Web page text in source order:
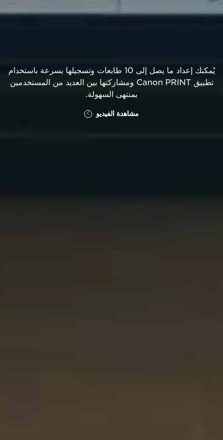
يُمكنك إعداد ما يصل إلى 10 طابعات وتسجيلها بسرعة باستخدام
تطبيق Canon PRINT ومشاركتها بين العديد من المستخدمين
بمنتهى السهولة.
مشاهدة الفيديو